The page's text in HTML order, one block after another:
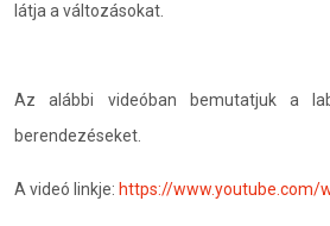
látja a változásokat.
Az alábbi videóban bemutatjuk a
berendezéseket.
A videó linkje: https://www.youtube.com/